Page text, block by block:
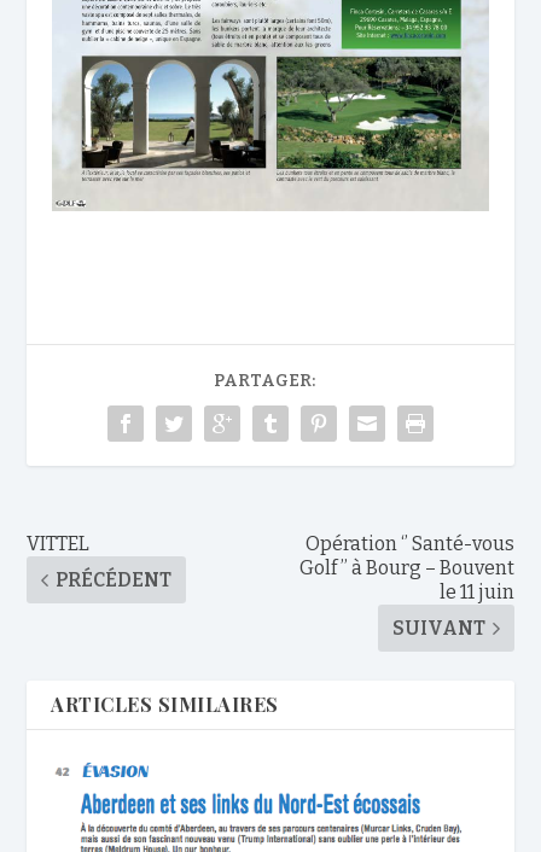
PARTAGER:
VITTEL
PRÉCÉDENT
Opération ‘’ Santé-vous
Golf ’’ à Bourg – Bouvent
le 11 juin
SUIVANT
ARTICLES SIMILAIRES